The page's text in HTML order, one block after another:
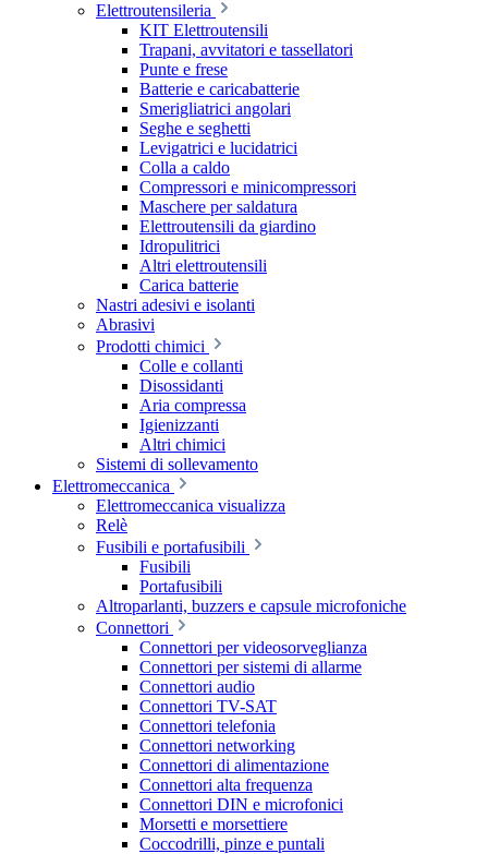
Elettroutensileria
KIT Elettroutensili
Trapani, avvitatori e tassellatori
Punte e frese
Batterie e caricabatterie
Smerigliatrici angolari
Seghe e seghetti
Levigatrici e lucidatrici
Colla a caldo
Compressori e minicompressori
Maschere per saldatura
Elettroutensili da giardino
Idropulitrici
Altri elettroutensili
Carica batterie
Nastri adesivi e isolanti
Abrasivi
Prodotti chimici
Colle e collanti
Disossidanti
Aria compressa
Igienizzanti
Altri chimici
Sistemi di sollevamento
Elettromeccanica
Elettromeccanica visualizza
Relè
Fusibili e portafusibili
Fusibili
Portafusibili
Altroparlanti, buzzers e capsule microfoniche
Connettori
Connettori per videosorveglianza
Connettori per sistemi di allarme
Connettori audio
Connettori TV-SAT
Connettori telefonia
Connettori networking
Connettori di alimentazione
Connettori alta frequenza
Connettori DIN e microfonici
Morsetti e morsettiere
Coccodrilli, pinze e puntali